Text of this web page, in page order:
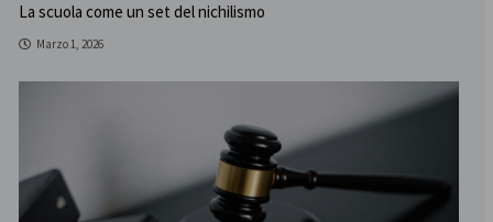
La scuola come un set del nichilismo
Marzo 1, 2026